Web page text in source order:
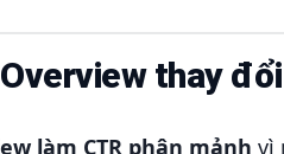
thay
làm CTR phân mảnh vì